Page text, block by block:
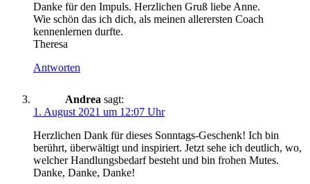
Danke für den Impuls. Herzlichen Gruß liebe Anne.
Wie schön das ich dich, als meinen allerersten Coach
kennenlernen durfte.
Theresa
Antworten
Andrea sagt:
1. August 2021 um 12:07 Uhr
Herzlichen Dank für dieses Sonntags-Geschenk! Ich bin
berührt, überwältigt und inspiriert. Jetzt sehe ich deutlich, wo,
welcher Handlungsbedarf besteht und bin frohen Mutes.
Danke, Danke, Danke!